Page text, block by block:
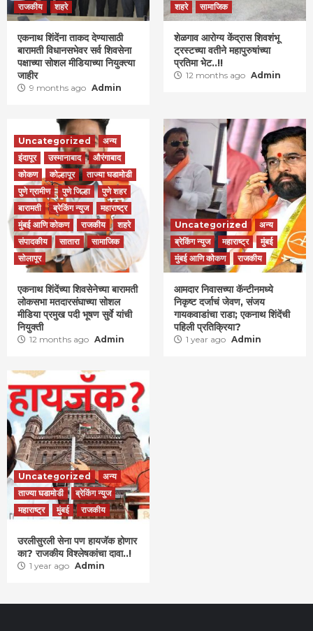
राजकीय
शहरे
एकनाथ शिंदेंना ताकद देण्यासाठी
बारामती विधानसभेवर सर्व शिवसेना
पक्षाच्या सोशल मीडियाच्या नियुक्त्या
जाहीर
9 months ago Admin
शहरे
सामाजिक
शेळगाव आरोग्य केंद्रास शिवशंभू
ट्रस्टच्या वतीने महापुरुषांच्या
प्रतिमा भेट..!!
12 months ago Admin
Uncategorized
अन्य
इंदापूर
उस्मानाबाद
औरंगाबाद
कोकण
कोल्हापूर
ताज्या घडामोडी
पुणे ग्रामीण
पुणे जिल्हा
पुणे शहर
बारामती
ब्रेकिंग न्युज
महाराष्ट्र
मुंबई आणि कोकण
राजकीय
शहरे
संपादकीय
सातारा
सामाजिक
सोलापूर
एकनाथ शिंदेंच्या शिवसेनेच्या बारामती
लोकसभा मतदारसंघाच्या सोशल
मीडिया प्रमुख पदी भूषण सुर्वे यांची
नियुक्ती
12 months ago Admin
Uncategorized
अन्य
ब्रेकिंग न्युज
महाराष्ट्र
मुंबई
मुंबई आणि कोकण
राजकीय
आमदार निवासच्या कॅन्टीनमध्ये
निकृष्ट दर्जाचं जेवण, संजय
गायकवाडांचा राडा; एकनाथ शिंदेंची
पहिली प्रतिक्रिया?
1 year ago Admin
Uncategorized
अन्य
ताज्या घडामोडी
ब्रेकिंग न्युज
महाराष्ट्र
मुंबई राजकीय
उरलीसुरली सेना पण हायजॅक होणार
का? राजकीय विश्लेषकांचा दावा..!
1 year ago Admin